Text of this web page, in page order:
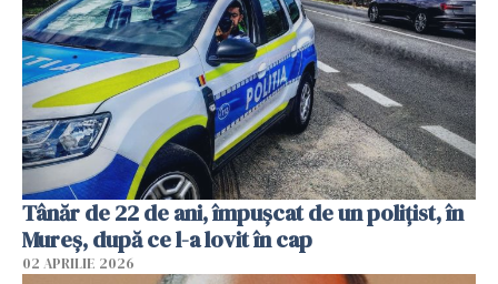
Tânăr de 22 de ani, împușcat de un polițist, în
Mureș, după ce l-a lovit în cap
02 APRILIE 2026